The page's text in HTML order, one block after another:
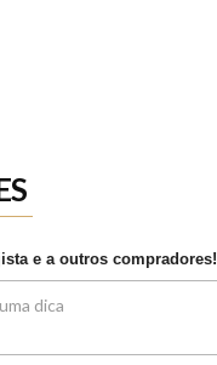
e a outros compradores!